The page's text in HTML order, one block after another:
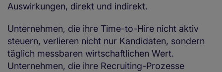
Auswirkungen, direkt und indirekt.
Unternehmen, die ihre Time-to-Hire nicht aktiv
steuern, verlieren nicht nur Kandidaten, sondern
täglich messbaren wirtschaftlichen Wert.
Unternehmen, die ihre Recruiting-Prozesse